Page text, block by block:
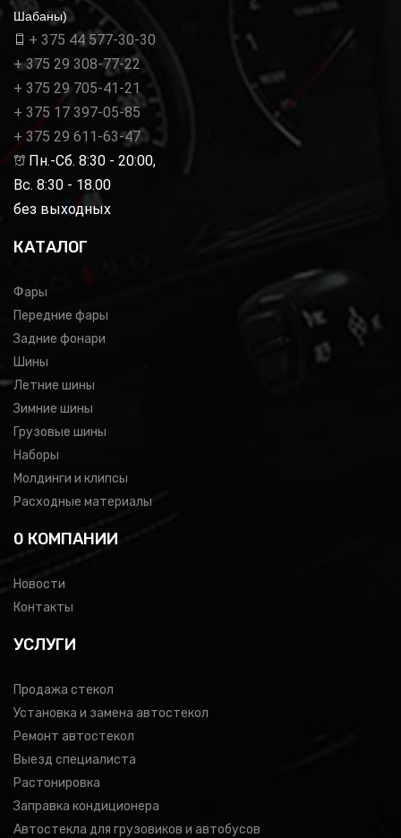
Шабаны)
+ 375 44 577-30-30
+ 375 29 308-77-22
+ 375 29 705-41-21
+ 375 17 397-05-85
+ 375 29 611-63-47
Пн.-Сб. 8:30 - 20:00,
Вс. 8:30 - 18.00
без выходных
КАТАЛОГ
Фары
Передние фары
Задние фонари
Шины
Летние шины
Зимние шины
Грузовые шины
Наборы
Молдинги и клипсы
Расходные материалы
0 КОМПАНИИ
Новости
Контакты
УСЛУГИ
Продажа стекол
Установка и замена автостекол
Ремонт автостекол
Выезд специалиста
Растонировка
Заправка кондиционера
Автостекла для грузовиков и автобусов